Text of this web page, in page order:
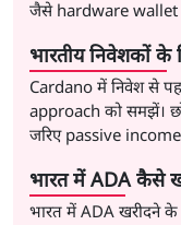
जैसे hardware wallet
भारतीय निवेशकों
Cardano में निवेश से
approach को समझें।
जरिए passive
भारत में ADA कैसे
भारत में ADA खरीदने के